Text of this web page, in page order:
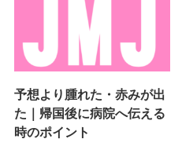
予想より腫れた・赤みが出
た｜帰国後に病院へ伝える
時のポイント